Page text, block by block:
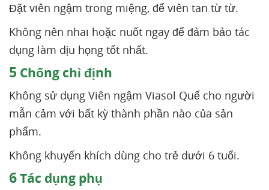
Đặt viên ngậm trong miệng, để viên tan từ từ.
Không nên nhai hoặc nuốt ngay để đảm bảo tác
dụng làm dịu họng tốt nhất.
5 Chống chỉ định
Không sử dụng Viên ngậm Viasol Quế cho người
mẫn cảm với bất kỳ thành phần nào của sản
phẩm.
Không khuyến khích dùng cho trẻ dưới 6 tuổi.
6Tác dụng phụ